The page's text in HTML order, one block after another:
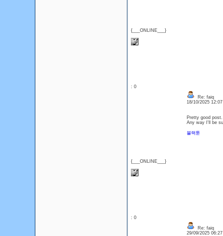
{___ONLINE___}
: 0
{___ONLINE___}
Re: faiq
18/10/2025
Pretty good
Any way I'll be
블랙툰
: 0
Re: faiq
29/09/2025